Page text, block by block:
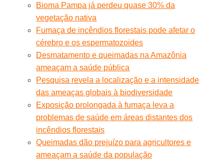
Bioma Pampa já perdeu quase 30% da
vegetação nativa
Fumaça de incêndios florestais pode afetar o
cérebro e os espermatozoides
Desmatamento e queimadas na Amazônia
ameaçam a saúde pública
Pesquisa revela a localização e a intensidade
das ameaças globais à biodiversidade
Exposição prolongada à fumaça leva a
problemas de saúde em áreas distantes dos
incêndios florestais
Queimadas dão prejuízo para agricultores e
ameaçam a saúde da população